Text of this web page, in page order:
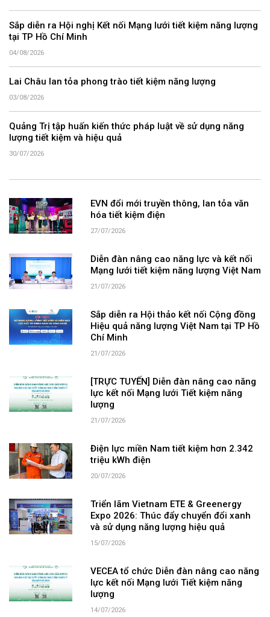
Sắp diễn ra Hội nghị Kết nối Mạng lưới tiết kiệm năng lượng
tại TP Hồ Chí Minh
04/08/2026
Lai Châu lan tỏa phong trào tiết kiệm năng lượng
03/08/2026
Quảng Trị tập huấn kiến thức pháp luật về sử dụng năng
lượng tiết kiệm và hiệu quả
30/07/2026
EVN đổi mới truyền thông, lan tỏa văn
hóa tiết kiệm điện
27/07/2026
Diễn đàn nâng cao năng lực và kết nối
Mạng lưới tiết kiệm năng lượng Việt Nam
21/07/2026
Sắp diễn ra Hội thảo kết nối Cộng đồng
Hiệu quả năng lượng Việt Nam tại TP Hồ
Chí Minh
21/07/2026
[TRỰC TUYẾN] Diễn đàn nâng cao năng
lực kết nối Mạng lưới Tiết kiệm năng
lượng
21/07/2026
Điện lực miền Nam tiết kiệm hơn 2.342
triệu kWh điện
20/07/2026
Triển lãm Vietnam ETE & Greenergy
Expo 2026: Thúc đẩy chuyển đổi xanh
và sử dụng năng lượng hiệu quả
15/07/2026
VECEA tổ chức Diễn đàn nâng cao năng
lực kết nối Mạng lưới Tiết kiệm năng
lượng
14/07/2026